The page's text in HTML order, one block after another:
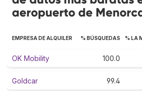
aeropuerto de
EMPRESA DE ALQUILER % BÚSQUEDAS % LA
OK Mobility 100.0
Goldcar 99.4